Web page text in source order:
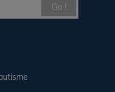
Go !